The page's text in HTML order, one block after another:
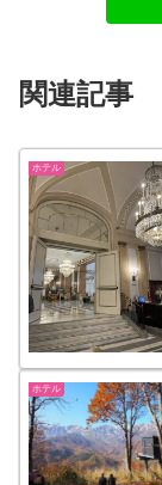
関連記事
ホテル
ホテル